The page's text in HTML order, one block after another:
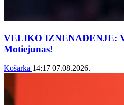
VELIKO IZNENAĐENJE:
Motiejunas!
Košarka 14:17 07.08.2026.